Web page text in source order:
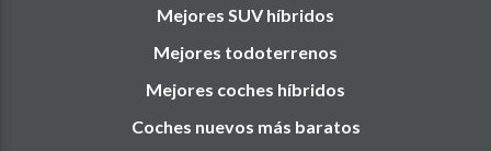
Mejores SUV híbridos
Mejores todoterrenos
Mejores coches híbridos
Coches nuevos más baratos